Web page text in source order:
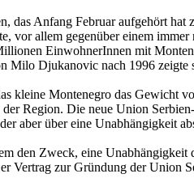
Anfang Februar aufgehört
vor allem gegenüber einem
EinwohnerInnen mit
Djukanovic nach 1996 zeigte
kleine Montenegro das Gewicht
Region. Die neue Union
aber über eine Unabhängigkeit
den Zweck, eine
Vertrag zur Gründung der Union